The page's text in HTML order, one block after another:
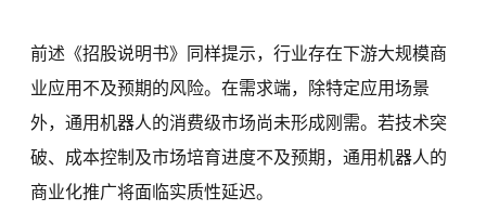
前述《招股说明书》同样提示，行业存在下游大规模商
业应用不及预期的风险。在需求端，除特定应用场景
外，通用机器人的消费级市场尚未形成刚需。若技术突
破、成本控制及市场培育进度不及预期，通用机器人的
商业化推广将面临实质性延迟。